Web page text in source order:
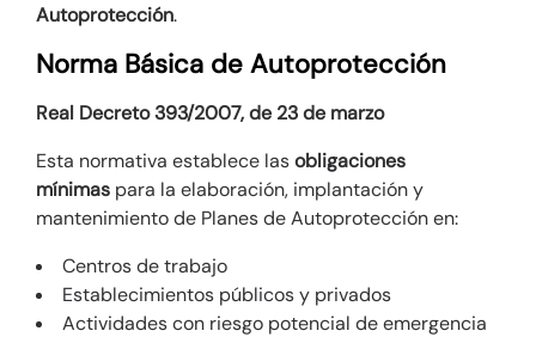
Autoprotección.
Norma Básica de Autoprotección
Real Decreto 393/2007, de 23 de marzo
Esta normativa establece lasobligaciones
mínimas para la elaboración, implantación y
mantenimiento de Planes de Autoprotección en:
Centros de trabajo
Establecimientos públicos y privados
Actividades con riesgo potencial de emergencia